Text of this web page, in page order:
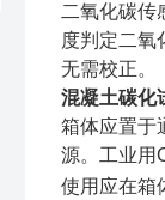
二氧化碳传
度判定二氧
无需校正。
混凝土碳化
箱体应置于
源。工业用
使用应在箱